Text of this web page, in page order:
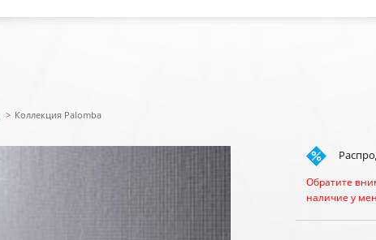
> Коллекция Palomba
Обратите
наличие у